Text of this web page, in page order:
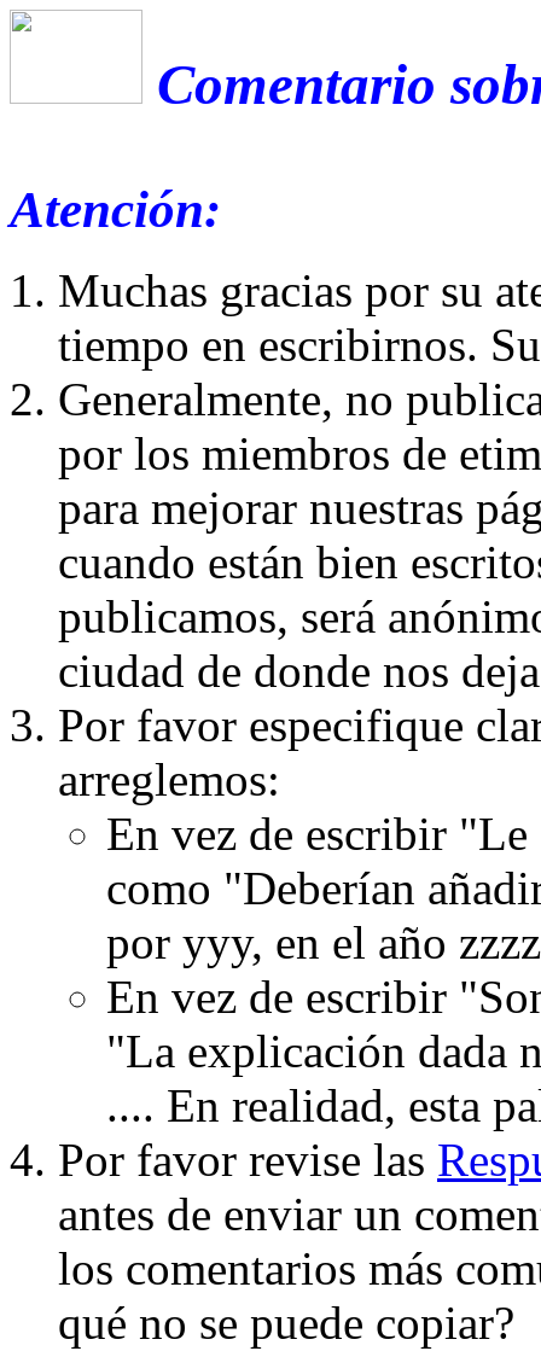
Comentario
Atención:
Muchas gracias por su
tiempo en escribirnos.
Generalmente, no
por los miembros de
para mejorar nuestras
cuando están bien
publicamos, será
ciudad de donde nos
Por favor especifique
arreglemos:
En vez de escribir
como "Deberían
por yyy, en el año
En vez de escribir
"La explicación dada
.... En realidad, esta
Por favor revise las
antes de enviar un
los comentarios más
qué no se puede copiar?